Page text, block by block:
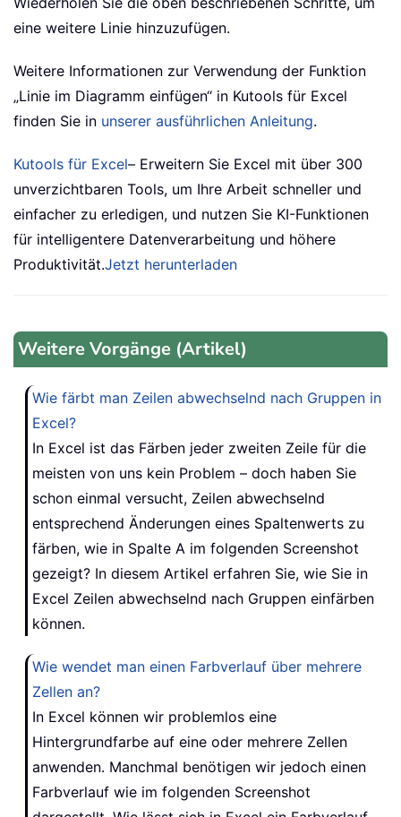
eine weitere Linie hinzuzufügen.
Weitere Informationen zur Verwendung der Funktion
„Linie im Diagramm einfügen“ in Kutools für Excel
finden Sie in unserer ausführlichen Anleitung.
Kutools für Excel– Erweitern Sie Excel mit über 300
unverzichtbaren Tools, um Ihre Arbeit schneller und
einfacher zu erledigen, und nutzen Sie KI-Funktionen
für intelligentere Datenverarbeitung und höhere
Produktivität.Jetzt herunterladen
Weitere Vorgänge (Artikel)
Wie färbt man Zeilen abwechselnd nach Gruppen in
Excel?
In Excel ist das Färben jeder zweiten Zeile für die
meisten von uns kein Problem – doch haben Sie
schon einmal versucht, Zeilen abwechselnd
entsprechend Änderungen eines Spaltenwerts zu
färben, wie in Spalte A im folgenden Screenshot
gezeigt? In diesem Artikel erfahren Sie, wie Sie in
Excel Zeilen abwechselnd nach Gruppen einfärben
können.
Wie wendet man einen Farbverlauf über mehrere
Zellen an?
In Excel können wir problemlos eine
Hintergrundfarbe auf eine oder mehrere Zellen
anwenden. Manchmal benötigen wir jedoch einen
Farbverlauf wie im folgenden Screenshot